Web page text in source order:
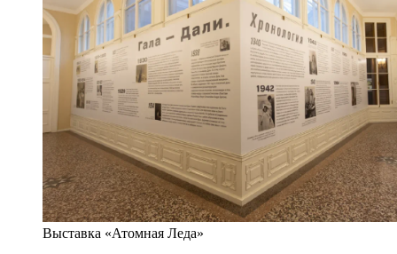
Выставка «Атомная Леда»